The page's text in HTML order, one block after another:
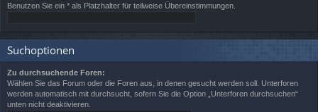
Benutzen Sie ein * als Platzhalter für teilweise Übereinstimmungen.
Suchoptionen
Zu durchsuchende Foren:
Wählen Sie das Forum oder die Foren aus, in denen gesucht werden soll. Unterforen
werden automatisch mit durchsucht, sofern Sie die Option „Unterforen durchsuchen“
unten nicht deaktivieren.